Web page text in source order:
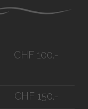
CHF 100.-
CHF 150.-